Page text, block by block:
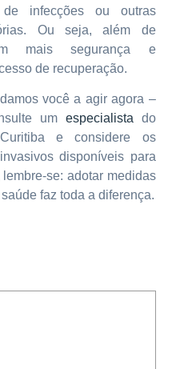
infecções ou outras
Ou seja, além de
mais segurança e
de recuperação.
você a agir agora –
um especialista do
e considere os
disponíveis para
se: adotar medidas
faz toda a diferença.